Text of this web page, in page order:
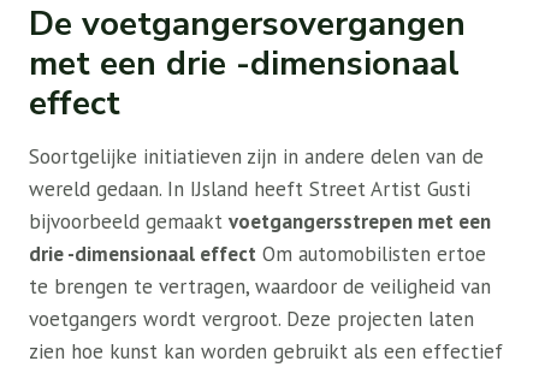
De voetgangersovergangen
met een drie -dimensionaal
effect
Soortgelijke initiatieven zijn in andere delen van de
wereld gedaan. In IJsland heeft Street Artist Gusti
bijvoorbeeld gemaakt voetgangersstrepen met een
drie -dimensionaal effect Om automobilisten ertoe
te brengen te vertragen, waardoor de veiligheid van
voetgangers wordt vergroot. Deze projecten laten
zien hoe kunst kan worden gebruikt als een effectief